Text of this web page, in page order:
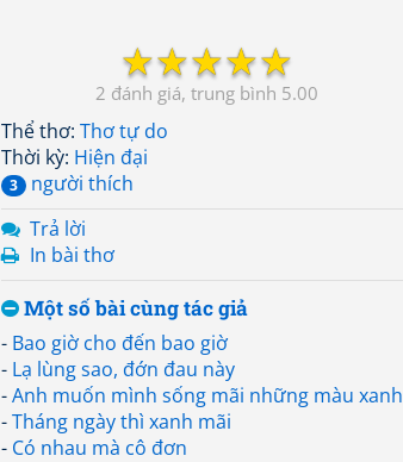
☆
☆
☆
☆
☆
2 5.00
Thể thơ: Thơ tự do
Thời kỳ: Hiện đại
3
người thích
Trả lời
In bài thơ
Một số bài cùng tác giả
- Bao giờ cho đến bao giờ
- Lạ lùng sao, đớn đau này
-Anh muốn mình sống mãi những màu xanh
-Tháng ngày thì xanh mãi
- Có nhau mà cô đơn